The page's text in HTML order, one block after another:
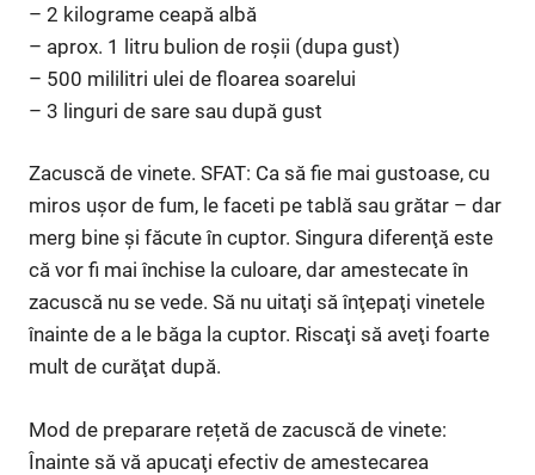
– 2 kilograme ceapă albă
– aprox. 1 litru bulion de roşii (dupa gust)
– 500 mililitri ulei de floarea soarelui
– 3 linguri de sare sau după gust
Zacuscă de vinete. SFAT: Ca să fie mai gustoase, cu
miros uşor de fum, le faceti pe tablă sau grătar – dar
merg bine şi făcute în cuptor. Singura diferenţă este
că vor fi mai închise la culoare, dar amestecate în
zacuscă nu se vede. Să nu uitaţi să înţepaţi vinetele
înainte de a le băga la cuptor. Riscaţi să aveţi foarte
mult de curăţat după.
Mod de preparare rețetă de zacuscă de vinete:
Înainte să vă apucaţi efectiv de amestecarea